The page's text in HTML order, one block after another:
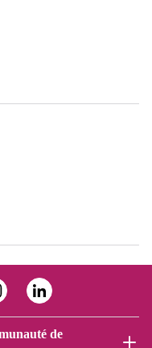
de